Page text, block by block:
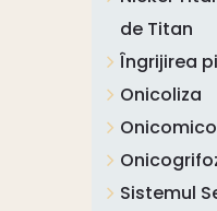
de Titan
Îngrijirea
Onicoliza
Sistemul